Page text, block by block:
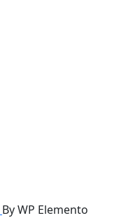
By WP Elemento